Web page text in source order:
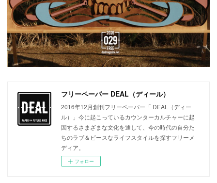
フリーペーパー DEAL（ディール）
2016年12月創刊フリーペーパー「 DEAL（ディー
ル）」今に起こっているカウンターカルチャーに起
因するさまざまな文化を通して、今の時代の自分た
ちのラブ＆ピースなライフスタイルを探すフリーメ
ディア。
フォロー